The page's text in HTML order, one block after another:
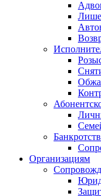
Организациям